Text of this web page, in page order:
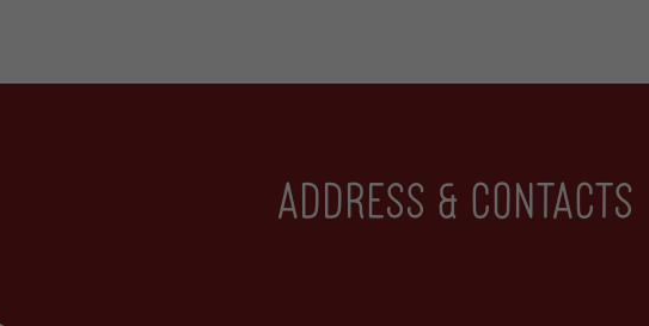
Address & contacts